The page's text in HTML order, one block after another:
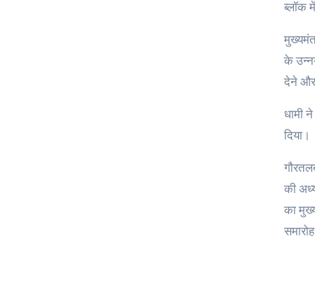
ब्लॉक
के
देने और
धामी
दिया।
की
का